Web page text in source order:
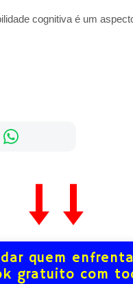
cognitiva é um
quem
gratuito com